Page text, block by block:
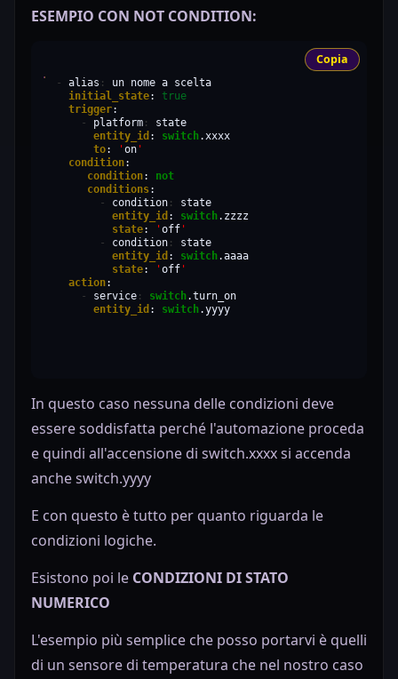
ESEMPIO CON NOT CONDITION:
Copia
- alias : un nome a
initial_state:
true
trigger
-
platform :
entity_id : switch
to: 'on '
condition
condition:
not
conditions
-
condition :
entity_id : switch
state: 'off '
-
condition :
entity_id : switch
state: 'off '
action
-
service : switch
entity_id : switch.yyyy
In questo caso nessuna delle condizioni deve
essere soddisfatta perché l'automazione proceda
e quindi all'accensione di switch.xxxx si accenda
anche switch.yyyy
E con questo è tutto per quanto riguarda le
condizioni logiche.
Esistono poi le CONDIZIONI DI STATO
NUMERICO
L'esempio più semplice che posso portarvi è quelli
di un sensore di temperatura che nel nostro caso